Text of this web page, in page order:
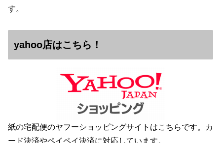
す。
yahoo店はこちら！
紙の宅配便のヤフーショッピングサイトはこちらです。カ
ード決済やペイペイ決済に対応しています。